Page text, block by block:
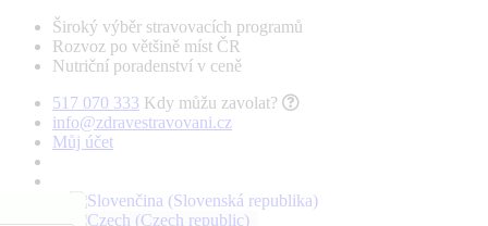
Široký výběr stravovacích programů
Rozvoz po většině míst ČR
Nutriční poradenství v ceně
517 070 333 Kdy můžu zavolat?
info@zdravestravovani.cz
Můj účet